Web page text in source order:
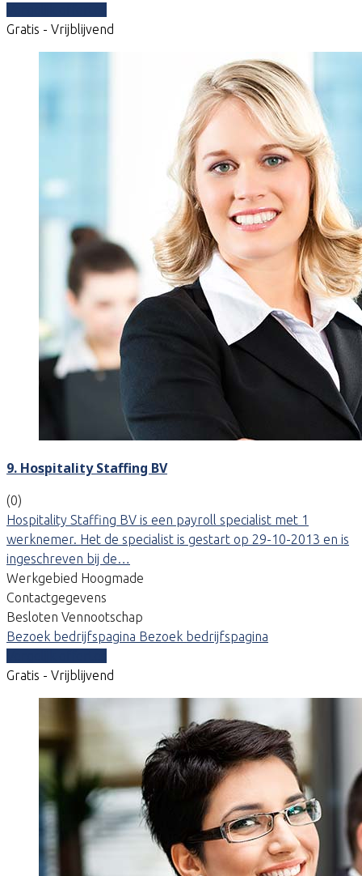
Gratis - Vrijblijvend
9. Hospitality Staffing BV
(0)
Hospitality Staffing BV is een payroll specialist met 1
werknemer. Het de specialist is gestart op 29-10-2013 en is
ingeschreven bij de…
Werkgebied Hoogmade
Contactgegevens
Besloten Vennootschap
Bezoek bedrijfspagina Bezoek bedrijfspagina
Gratis - Vrijblijvend